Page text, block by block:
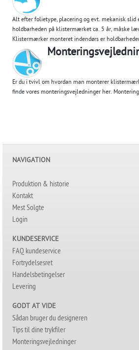
Alt efter folietype, placering og evt. mekanisk slid
holdbarheden på klistermærket ca. 5 år, måske
Klistermærker monteret indendørs er
Er du i tvivl om hvordan man monterer
finde vores monteringsvejledninger her.
NAVIGATION
Produktion & historie
Kontakt
Mest Solgte
Login
KUNDESERVICE
FAQ kundeservice
Fortrydelsesret
Handelsbetingelser
Levering
GODT AT VIDE
Sådan bruger du designeren
Tips til dine trykfiler
Monteringsvejledninger